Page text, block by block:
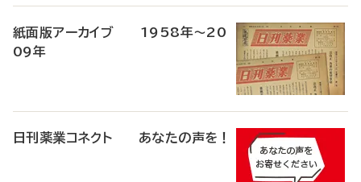
紙面版アーカイブ 1958年～20
09年
日刊薬業コネクト あなたの声を！